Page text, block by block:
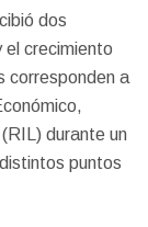
dos
el crecimiento
corresponden a
durante un
puntos